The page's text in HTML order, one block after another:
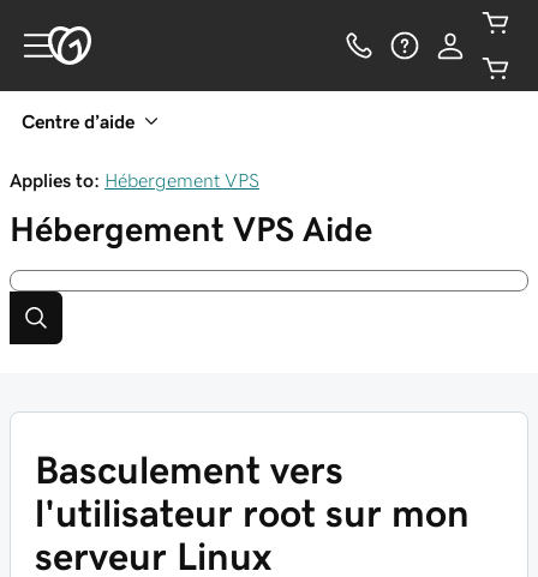
Centre d’aide
Applies to: Hébergement VPS
Hébergement VPS Aide
Basculement vers
l'utilisateur root sur mon
serveur Linux